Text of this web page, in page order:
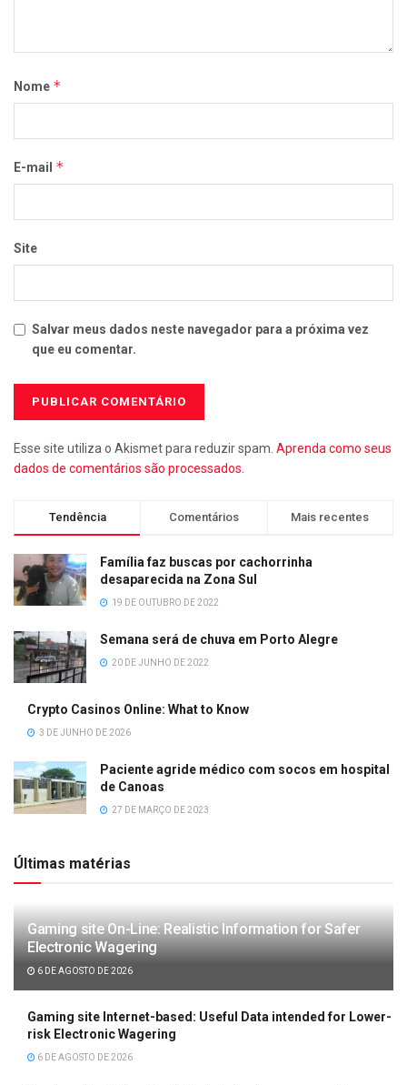
Nome *
E-mail *
Site
Salvar meus dados neste navegador para a próxima vez
que eu comentar.
Esse site utiliza o Akismet para reduzir spam. Aprenda como seus
dados de comentários são processados
Tendência Comentários Mais recentes
Família faz buscas por cachorrinha
desaparecida na Zona Sul
19 DE OUTUBRO DE 2022
Semana será de chuva em Porto Alegre
20 DE JUNHO DE 2022
Crypto Casinos Online: What to Know
3 DE JUNHO DE 2026
Paciente agride médico com socos em hospital
de Canoas
27 DE MARÇO DE 2023
Últimas matérias
Gaming site On-Line: Realistic Information for Safer
Electronic Wagering
6 DE AGOSTO DE 2026
Gaming site Internet-based: Useful Data intended for Lower-
risk Electronic Wagering
6 DE AGOSTO DE 2026